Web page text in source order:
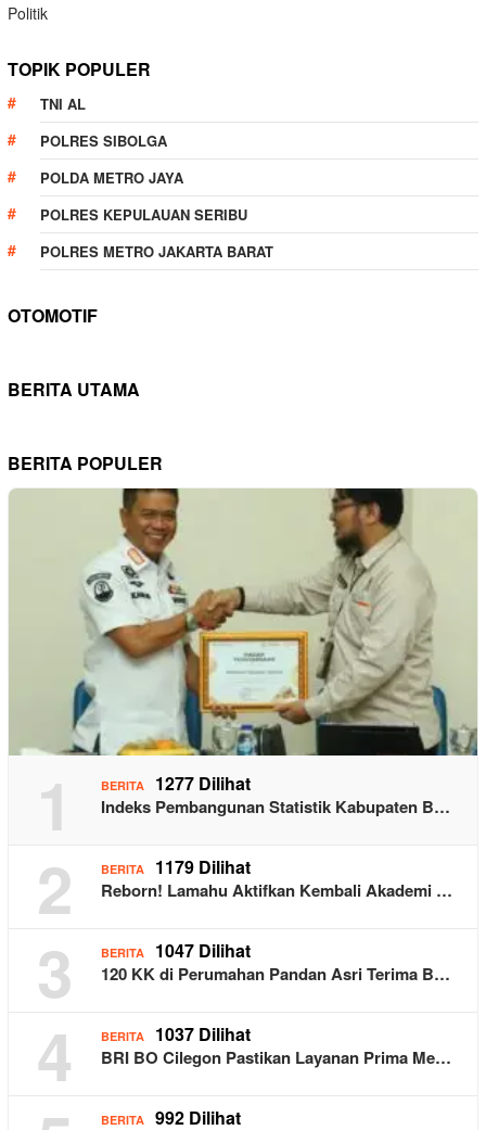
Politik
TOPIK POPULER
TNI AL
POLRES SIBOLGA
POLDA METRO JAYA
POLRES KEPULAUAN SERIBU
POLRES METRO JAKARTA BARAT
OTOMOTIF
BERITA UTAMA
BERITA POPULER
1 BERITA 1277 Dilihat
Indeks Pembangunan Statistik Kabupaten B…
2 BERITA 1179 Dilihat
Reborn! Lamahu Aktifkan Kembali Akademi …
3 BERITA 1047 Dilihat
120 KK di Perumahan Pandan Asri Terima B…
4 BERITA 1037 Dilihat
BRI BO Cilegon Pastikan Layanan Prima Me…
BERITA 992 Dilihat